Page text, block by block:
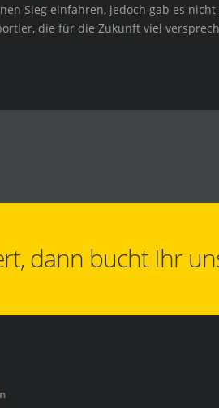
Sieg einfahren, jedoch gab es
die für die Zukunft viel
dann bucht Ihr